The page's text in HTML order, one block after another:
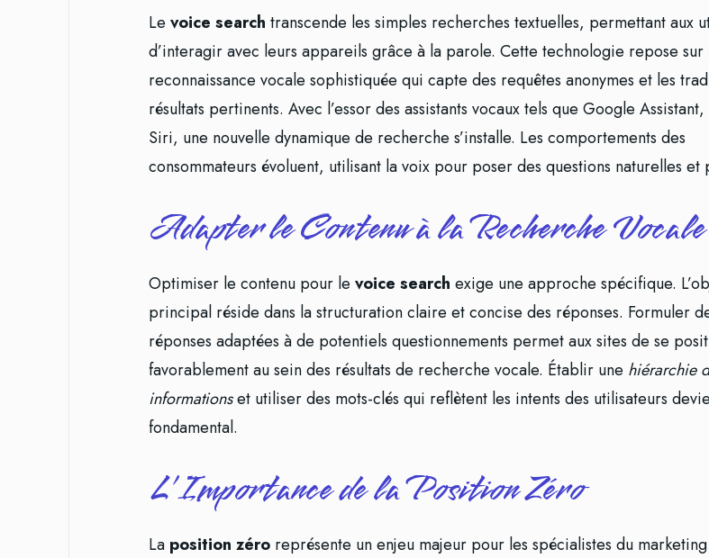
Le voice search transcende les simples recherches textuelles, permettant aux
d’interagir avec leurs appareils grâce à la parole. Cette technologie repose sur
reconnaissance vocale sophistiquée qui capte des requêtes anonymes et les
résultats pertinents. Avec l’essor des assistants vocaux tels que Google
Siri, une nouvelle dynamique de recherche s’installe. Les comportements des
consommateurs évoluent, utilisant la voix pour poser des questions naturelles et
Adapter le Contenu à la Recherche Vocale
Optimiser le contenu pour le voice search exige une approche spécifique.
principal réside dans la structuration claire et concise des réponses. Formuler
réponses adaptées à de potentiels questionnements permet aux sites de se
favorablement au sein des résultats de recherche vocale. Établir une hiérarchie
informationset utiliser des mots-clés qui reflètent les intents des utilisateurs
fondamental.
L’Importance de la Position Zéro
La position zéro représente un enjeu majeur pour les spécialistes du marketing